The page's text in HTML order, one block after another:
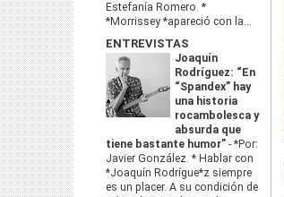
Estefanía Romero. *
*Morrissey *apareció con la...
ENTREVISTAS
Joaquín
Rodríguez: “En
“Spandex” hay
una historia
rocambolesca y
absurda que
tiene bastante humor” -*Por:
Javier González. * Hablar con
*Joaquín Rodrígue*z siempre
es un placer. A su condición de